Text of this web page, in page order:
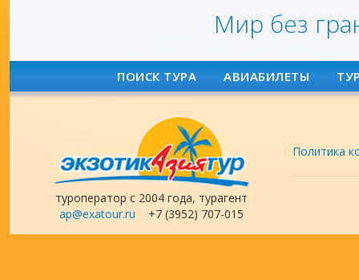
Мир без
ПОИСК ТУРА АВИАБИЛЕТЫ
туроператор с 2004 года, турагент
ap@exatour.ru +7 (3952) 707-015
Политика